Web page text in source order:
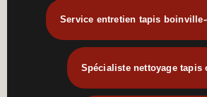
Service entretien tapis
Spécialiste nettoyage tapis